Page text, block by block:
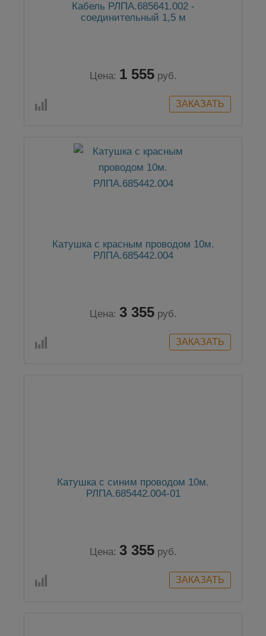
Кабель РЛПА.685641.002 -
соединительный 1,5 м
Цена: 1 555 руб.
Катушка с красным проводом 10м.
РЛПА.685442.004
Цена: 3 355 руб.
Катушка с синим проводом 10м.
РЛПА.685442.004-01
Цена: 3 355 руб.